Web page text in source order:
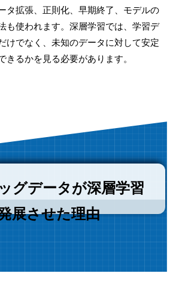
タ拡張、正則化、早期終了、モデルの
も使われます。深層学習では、学習デ
けでなく、未知のデータに対して安定
きるかを見る必要があります。
グデータが深層学習
展させた理由